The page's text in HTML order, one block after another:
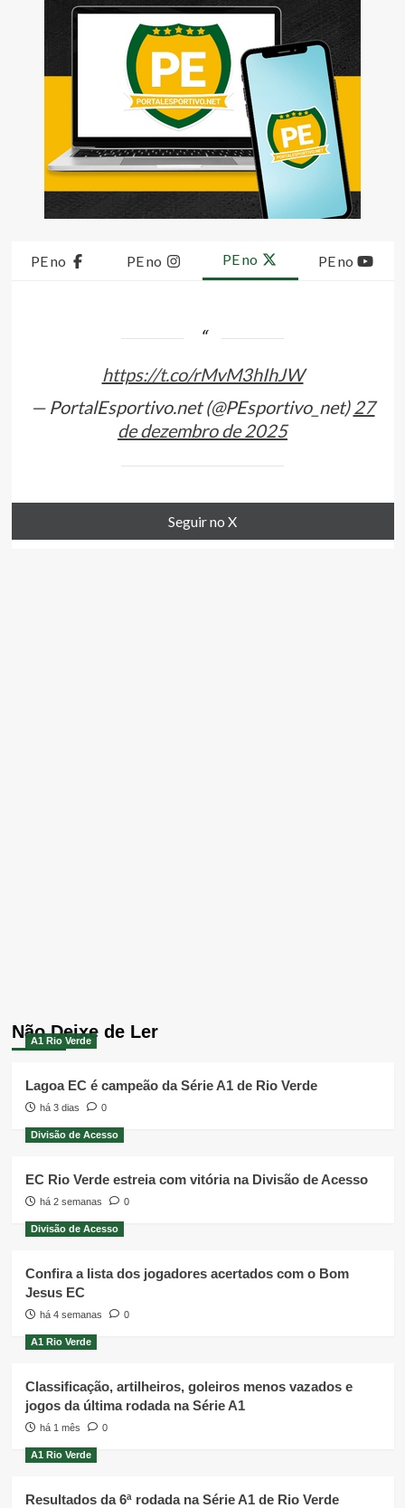
PE no PE no PE no PE no
https://t.co/rMvM3hIhJW
— PortalEsportivo.net (@PEsportivo_net)27
de dezembro de 2025
Seguir no X
Não Deixe de Ler
A1 Rio Verde
Lagoa EC é campeão da Série A1 de Rio Verde
há 3 dias 0
Divisão de Acesso
EC Rio Verde estreia com vitória na Divisão de Acesso
há 2 semanas 0
Divisão de Acesso
Confira a lista dos jogadores acertados com o Bom
Jesus EC
há 4 semanas 0
A1 Rio Verde
Classificação, artilheiros, goleiros menos vazados e
jogos da última rodada na Série A1
há 1 mês 0
A1 Rio Verde
Resultados da 6ª rodada na Série A1 de Rio Verde